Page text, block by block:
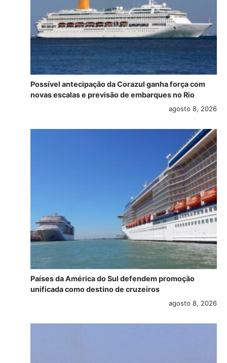
Possível antecipação da Corazul ganha força com
novas escalas e previsão de embarques no Rio
agosto 8, 2026
Países da América do Sul defendem promoção
unificada como destino de cruzeiros
agosto 8, 2026